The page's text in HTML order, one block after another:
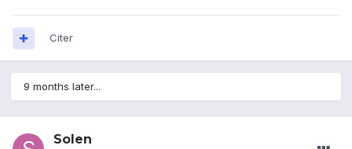
Citer
9 months later...
Solen